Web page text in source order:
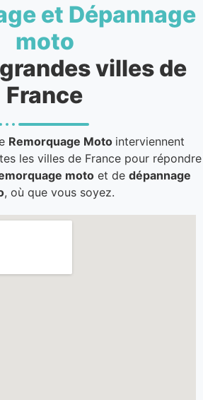
et Dépannage
moto
villes de
France
Remorquage Moto interviennent
les villes de France pour répondre
motoet de dépannage
, où que vous soyez.